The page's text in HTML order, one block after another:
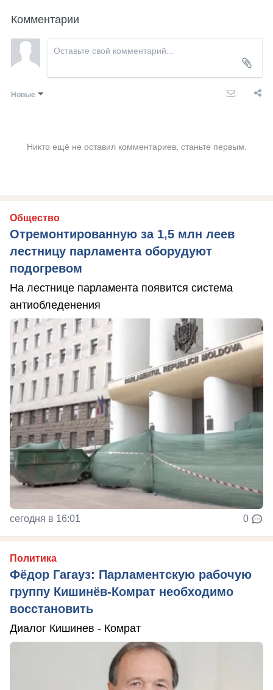
Комментарии
Новые
Никто ещё не оставил комментариев, станьте первым.
Общество
Отремонтированную за 1,5 млн леев
лестницу парламента оборудуют
подогревом
На лестнице парламента появится система
антиобледенения
сегодня в 16:01 0
Политика
Фёдор Гагауз: Парламентскую рабочую
группу Кишинёв-Комрат необходимо
восстановить
Диалог Кишинев - Комрат